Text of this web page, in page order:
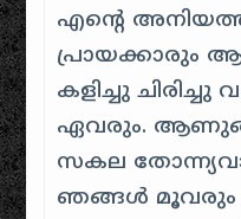
എന്റെ
പ്രായക്കാരും
കളിച്ചു
ഏവരും.
സകല
ഞങ്ങൾ മൂവരും